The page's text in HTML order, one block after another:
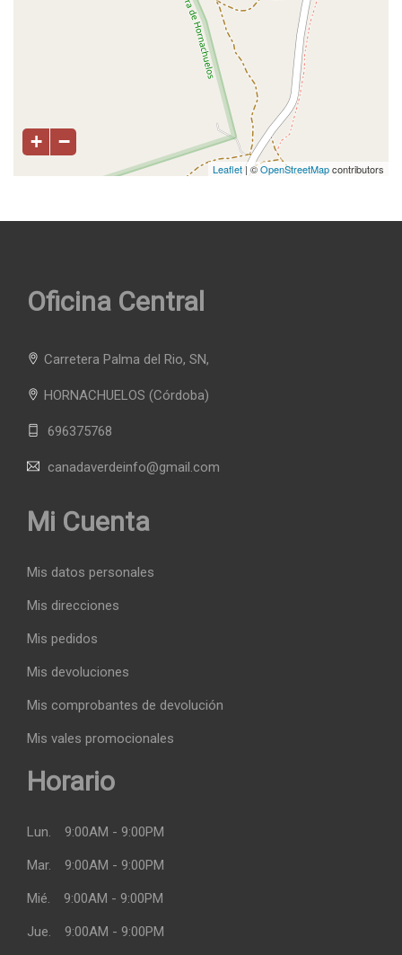
+ −
Leaflet | ©OpenStreetMapcontributors
Oficina Central
Carretera Palma del Rio, SN,
HORNACHUELOS (Córdoba)
696375768
canadaverdeinfo@gmail.com
Mi Cuenta
Mis datos personales
Mis direcciones
Mis pedidos
Mis devoluciones
Mis comprobantes de devolución
Mis vales promocionales
Horario
Lun. 9:00AM - 9:00PM
Mar. 9:00AM - 9:00PM
Mié. 9:00AM - 9:00PM
Jue. 9:00AM - 9:00PM